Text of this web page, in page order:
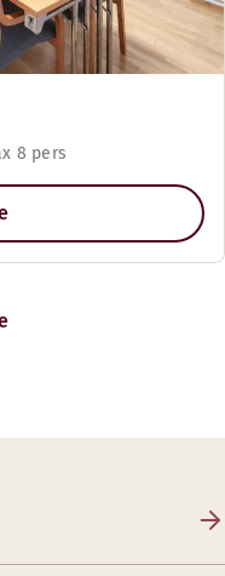
8 pers